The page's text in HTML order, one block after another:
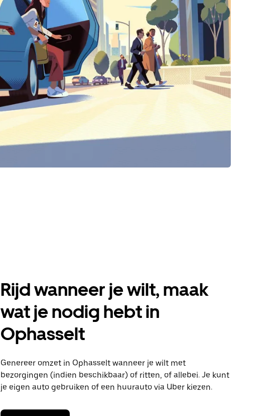
Rijd wanneer je wilt, maak
wat je nodig hebt in
Ophasselt
Genereer omzet in Ophasselt wanneer je wilt met
bezorgingen (indien beschikbaar) of ritten, of allebei. Je kunt
je eigen auto gebruiken of een huurauto via Uber kiezen.